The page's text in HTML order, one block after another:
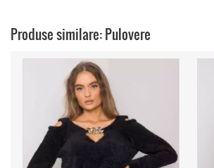
Produse similare: Pulovere